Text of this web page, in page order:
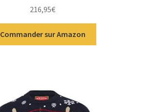
216,95€
Commander sur Amazon